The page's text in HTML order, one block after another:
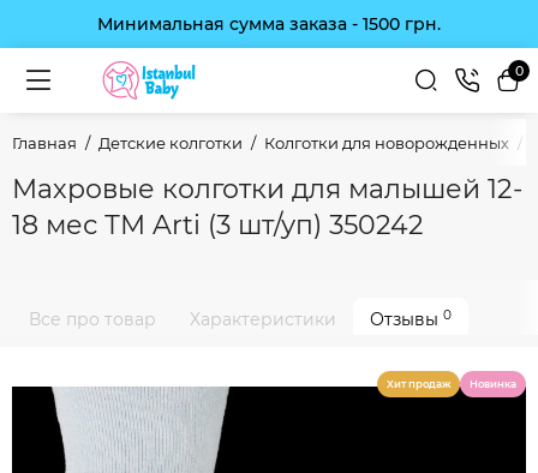
Минимальная сумма заказа - 1500 грн.
0
Главная Детские колготки Колготки для новорожденных
Махровые колготки для малышей 12-
18 мес ТМ Arti (3 шт/уп) 350242
Все про товар Характеристики Отзывы 0
Хит продаж Новинка